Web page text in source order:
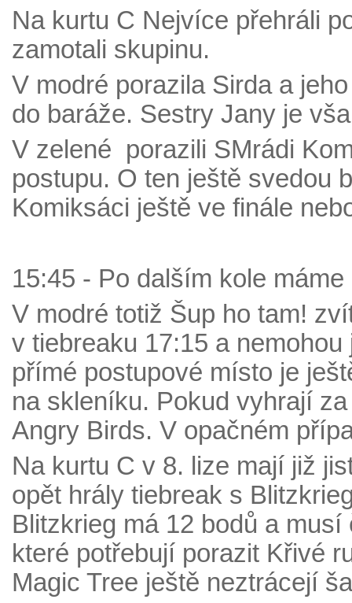
Na kurtu C Nejvíce přehráli
zamotali skupinu.
V modré porazila Sirda a
do baráže. Sestry Jany je
V zelené porazili SMrádi
postupu. O ten ještě svedou
Komiksáci ještě ve finále
15:45 - Po dalším kole
V modré totiž Šup ho tam!
v tiebreaku 17:15 a
přímé postupové místo je
na skleníku. Pokud vyhrají
Angry Birds. V opačném
Na kurtu C v 8. lize mají již
opět hrály tiebreak s
Blitzkrieg má 12 bodů a
které potřebují porazit Křivé
Magic Tree ještě neztrácejí